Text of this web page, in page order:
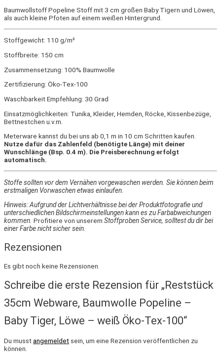
Baumwollstoff Popeline Stoff mit 3 cm großen Baby Tigern und Löwen,
als auch kleine Pfoten auf einem weißen Hintergrund.
Stoffgewicht: 110 g/m²
Stoffbreite: 150 cm
Zusammensetzung: 100% Baumwolle
Zertifizierung: Öko-Tex-100
Waschbarkeit Empfehlung: 30 Grad
Einsatzmöglichkeiten: Tunika, Kleider, Hemden, Röcke, Kissenbezüge,
Bettnestchen u.v.m.
Meterware kannst du bei uns ab 0,1 m in 10 cm Schritten kaufen.
Nutze dafür das Zahlenfeld (benötigte Länge) mit deiner
Wunschlänge (Bsp. 0.4 m). Die Preisberechnung erfolgt
automatisch.
Stoffe sollten vor dem Vernähen vorgewaschen werden. Sie können beim
erstmaligen Vorwaschen etwas einlaufen.
Hinweis: Aufgrund der Lichtverhältnisse bei der Produktfotografie und
unterschiedlichen Bildschirmeinstellungen kann es zu Farbabweichungen
kommen. Profitiere von unserem Stoffproben Service, solltest du dir bei
einer Farbe nicht sicher sein.
Rezensionen
Es gibt noch keine Rezensionen.
Schreibe die erste Rezension für „Reststück
35cm Webware, Baumwolle Popeline –
Baby Tiger, Löwe – weiß Öko-Tex-100“
Du musstangemeldet sein, um eine Rezension veröffentlichen zu
können.